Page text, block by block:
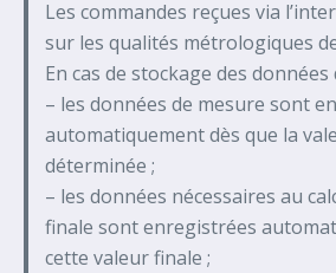
Les commandes reçues via
sur les qualités métrologiques
En cas de stockage des données
– les données de mesure sont
automatiquement dès que la
déterminée ;
– les données nécessaires au
finale sont enregistrées
cette valeur finale ;